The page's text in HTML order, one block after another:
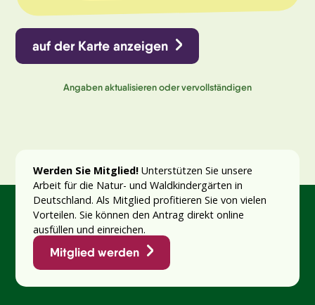
auf der Karte anzeigen
Angaben aktualisieren oder vervollständigen
Werden Sie Mitglied!Unterstützen Sie unsere
Arbeit für die Natur- und Waldkindergärten in
Deutschland. Als Mitglied profitieren Sie von vielen
Vorteilen. Sie können den Antrag direkt online
ausfüllen und einreichen.
Mitglied werden